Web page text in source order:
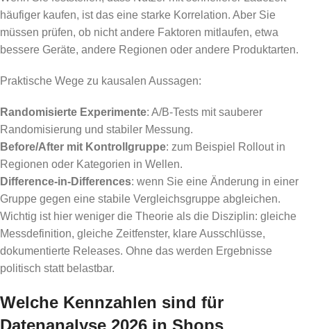
häufiger kaufen, ist das eine starke Korrelation. Aber Sie
müssen prüfen, ob nicht andere Faktoren mitlaufen, etwa
bessere Geräte, andere Regionen oder andere Produktarten.
Praktische Wege zu kausalen Aussagen:
Randomisierte Experimente: A/B-Tests mit sauberer
Randomisierung und stabiler Messung.
Before/After mit Kontrollgruppe: zum Beispiel Rollout in
Regionen oder Kategorien in Wellen.
Difference-in-Differences: wenn Sie eine Änderung in einer
Gruppe gegen eine stabile Vergleichsgruppe abgleichen.
Wichtig ist hier weniger die Theorie als die Disziplin: gleiche
Messdefinition, gleiche Zeitfenster, klare Ausschlüsse,
dokumentierte Releases. Ohne das werden Ergebnisse
politisch statt belastbar.
Welche Kennzahlen sind für
Datenanalyse 2026 in Shops